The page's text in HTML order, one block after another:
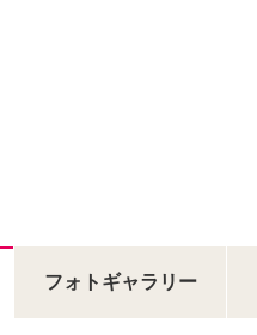
フォトギャラリー